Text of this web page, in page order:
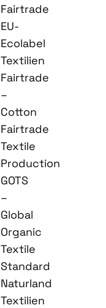
Fairtrade
EU-
Ecolabel
Textilien
Fairtrade
–
Cotton
Fairtrade
Textile
Production
GOTS
–
Global
Organic
Textile
Standard
Naturland
Textilien